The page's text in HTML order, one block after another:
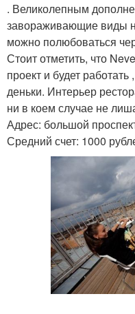
. Великолепным
завораживающие виды
можно полюбоваться
Стоит отметить, что
проект и будет
деньки. Интерьер
ни в коем случае не
Адрес: большой
Средний счет: 1000